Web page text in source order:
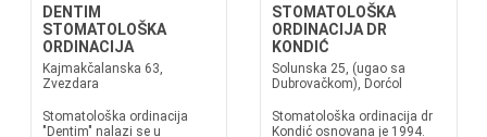
DENTIM
STOMATOLOŠKA
ORDINACIJA
Kajmakčalanska 63,
Zvezdara
Stomatološka ordinacija
"Dentim" nalazi se u
STOMATOLOŠKA
ORDINACIJA DR
KONDIĆ
Solunska 25, (ugao sa
Dubrovačkom), Dorćol
Stomatološka ordinacija dr
Kondić osnovana je 1994.